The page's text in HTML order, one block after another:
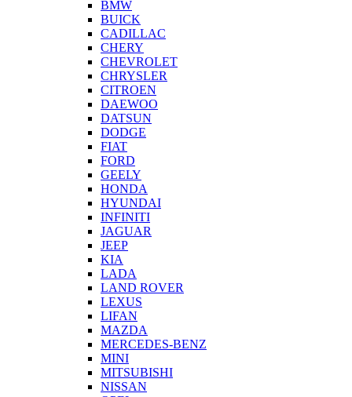
BMW
BUICK
CADILLAC
CHERY
CHEVROLET
CHRYSLER
CITROEN
DAEWOO
DATSUN
DODGE
FIAT
FORD
GEELY
HONDA
HYUNDAI
INFINITI
JAGUAR
JEEP
KIA
LADA
LAND ROVER
LEXUS
LIFAN
MAZDA
MERCEDES-BENZ
MINI
MITSUBISHI
NISSAN